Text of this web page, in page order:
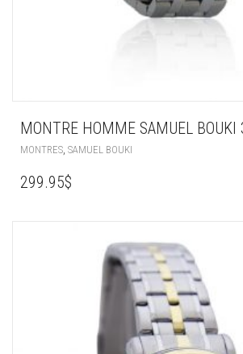
MONTRE HOMME SAMUEL BOUKI
MONTRES SAMUEL BOUKI
299.95$